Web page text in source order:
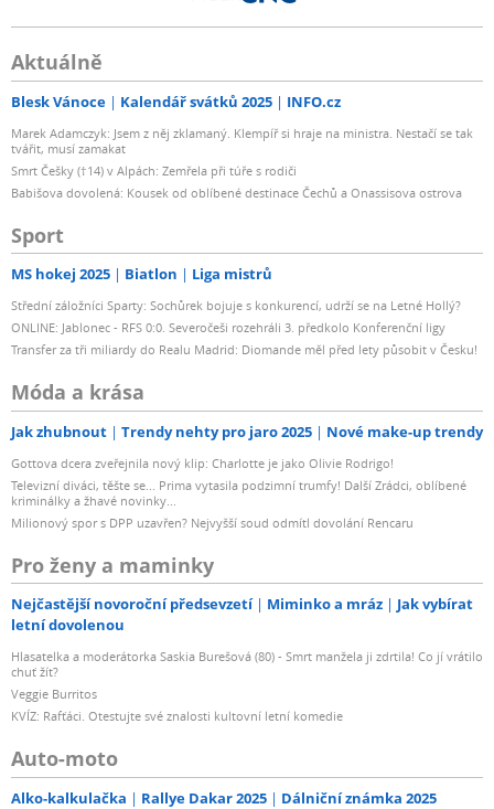
Aktuálně
Blesk Vánoce Kalendář svátků 2025 INFO.cz
Marek Adamczyk: Jsem z něj zklamaný. Klempíř si hraje na ministra. Nestačí se tak
tvářit, musí zamakat
Smrt Češky (†14) v Alpách: Zemřela při túře s rodiči
Babišova dovolená: Kousek od oblíbené destinace Čechů a Onassisova ostrova
Sport
MS hokej 2025 Biatlon Liga mistrů
Střední záložníci Sparty: Sochůrek bojuje s konkurencí, udrží se na Letné Hollý?
ONLINE: Jablonec - RFS 0:0. Severočeši rozehráli 3. předkolo Konferenční ligy
Transfer za tři miliardy do Realu Madrid: Diomande měl před lety působit v Česku!
Móda a krása
Jak zhubnout Trendy nehty pro jaro 2025 Nové make-up trendy
Gottova dcera zveřejnila nový klip: Charlotte je jako Olivie Rodrigo!
Televizní diváci, těšte se... Prima vytasila podzimní trumfy! Další Zrádci, oblíbené
kriminálky a žhavé novinky...
Milionový spor s DPP uzavřen? Nejvyšší soud odmítl dovolání Rencaru
Pro ženy a maminky
Nejčastější novoroční předsevzetí Miminko a mráz
Jak vybírat
letní dovolenou
Hlasatelka a moderátorka Saskia Burešová (80) - Smrt manžela ji zdrtila! Co jí vrátilo
chuť žít?
Veggie Burritos
KVÍZ: Rafťáci. Otestujte své znalosti kultovní letní komedie
Auto-moto
Alko-kalkulačka Rallye Dakar 2025 Dálniční známka 2025